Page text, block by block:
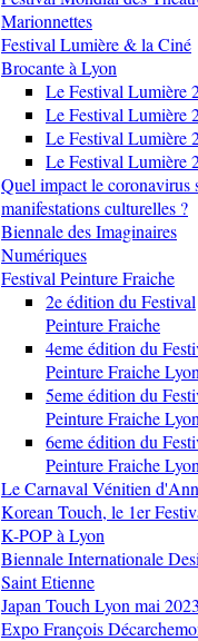
Marionnettes
Festival Lumière & la Ciné
Brocante à Lyon
Le Festival Lumière
Le Festival Lumière
Le Festival Lumière
Le Festival Lumière
Quel impact le coronavirus
manifestations culturelles ?
Biennale des Imaginaires
Numériques
Festival Peinture Fraiche
2e édition du Festival
Peinture Fraiche
4eme édition du
Peinture Fraiche
5eme édition du
Peinture Fraiche
6eme édition du
Peinture Fraiche
Le Carnaval Vénitien
Korean Touch, le 1er
K-POP à Lyon
Biennale Internationale
Saint Etienne
Japan Touch Lyon mai 2023
Expo François